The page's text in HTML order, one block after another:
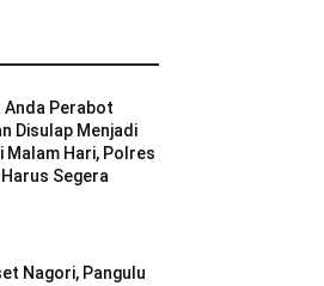
Perabot
Disulap Menjadi
Malam Hari, Polres
Segera
Nagori, Pangulu